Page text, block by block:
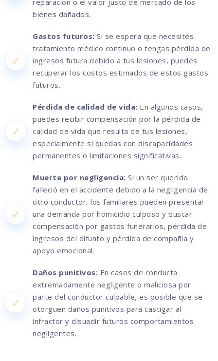
reparación o el valor justo de mercado de los
bienes dañados.
Gastos futuros: Si se espera que necesites
tratamiento médico continuo o tengas pérdida de
ingresos futura debido a tus lesiones, puedes
recuperar los costos estimados de estos gastos
futuros.
Pérdida de calidad de vida: En algunos casos,
puedes recibir compensación por la pérdida de
calidad de vida que resulta de tus lesiones,
especialmente si quedas con discapacidades
permanentes o limitaciones significativas.
Muerte por negligencia: Si un ser querido
falleció en el accidente debido a la negligencia de
otro conductor, los familiares pueden presentar
una demanda por homicidio culposo y buscar
compensación por gastos funerarios, pérdida de
ingresos del difunto y pérdida de compañía y
apoyo emocional.
Daños punitivos: En casos de conducta
extremadamente negligente o maliciosa por
parte del conductor culpable, es posible que se
otorguen daños punitivos para castigar al
infractor y disuadir futuros comportamientos
negligentes.